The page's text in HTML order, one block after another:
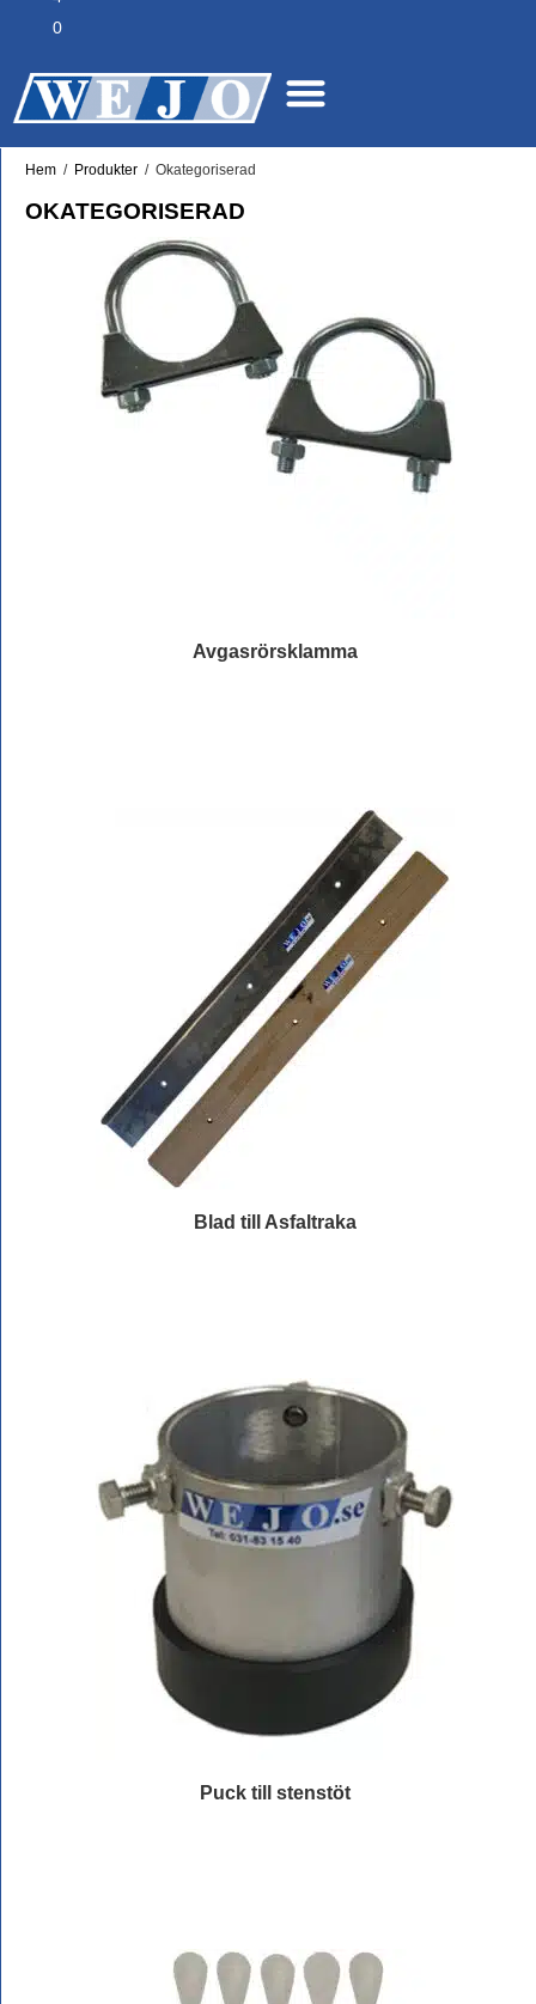
0
Hem / Produkter / Okategoriserad
OKATEGORISERAD
Avgasrörsklamma
Blad till Asfaltraka
Puck till stenstöt